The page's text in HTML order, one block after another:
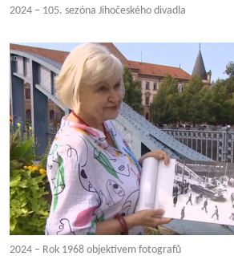
2024 – 105. sezóna Jihočeského divadla
2024 – Rok 1968 objektivem fotografů